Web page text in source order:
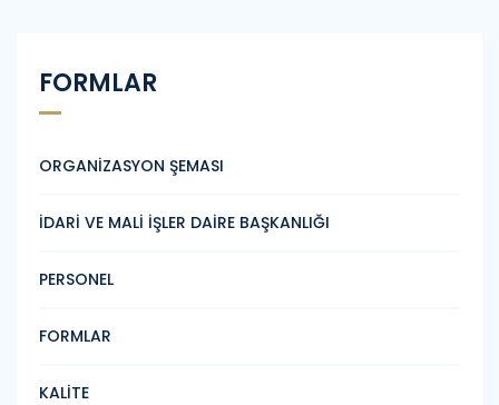
FORMLAR
ORGANİZASYON ŞEMASI
İDARİ VE MALİ İŞLER DAİRE BAŞKANLIĞI
PERSONEL
FORMLAR
KALİTE